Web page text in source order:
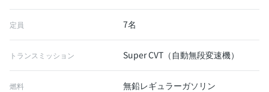
定員 7名
トランスミッション Super CVT（自動無段変速機）
燃料 無鉛レギュラーガソリン